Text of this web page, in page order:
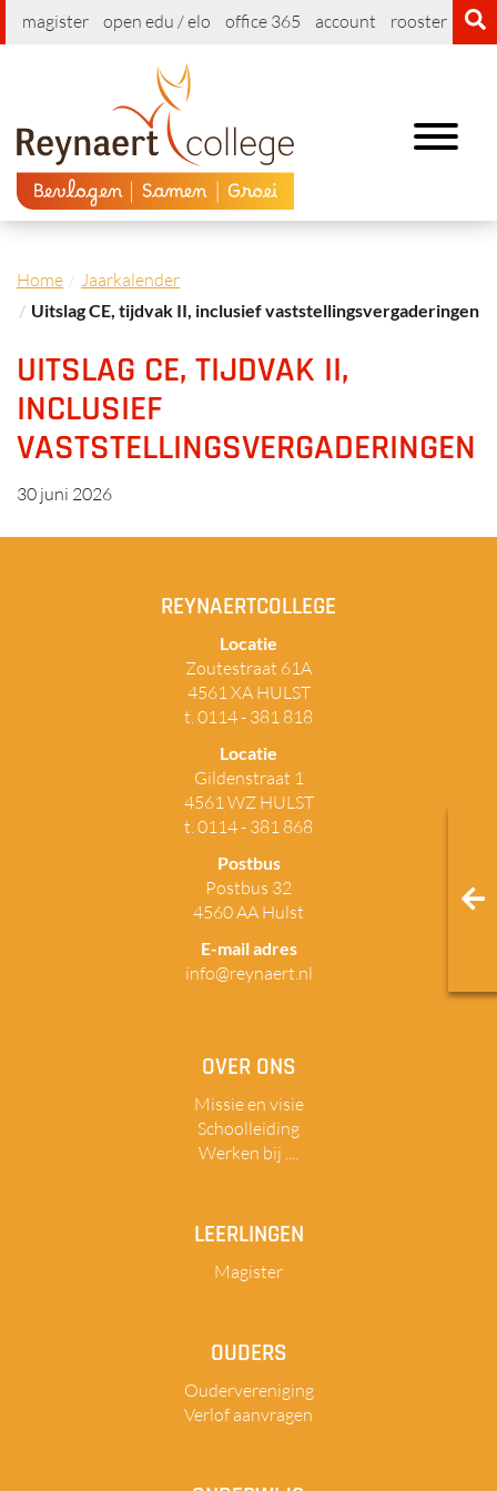
magister open edu / elo office 365 account rooster
Toggle
Home Jaarkalender
Uitslag CE, tijdvak II, inclusief vaststellingsvergaderingen
UITSLAG CE, TIJDVAK II,
INCLUSIEF
VASTSTELLINGSVERGADERINGEN
30 juni 2026
REYNAERTCOLLEGE
Locatie
Zoutestraat 61A
4561 XA HULST
t. 0114 - 381 818
Locatie
Gildenstraat 1
4561 WZ HULST
t. 0114 - 381 868
Postbus
Postbus 32
4560 AA Hulst
E-mail adres
info@reynaert.nl
OVER ONS
Missie en visie
Schoolleiding
Werken bij ....
LEERLINGEN
Magister
OUDERS
Oudervereniging
Verlof aanvragen